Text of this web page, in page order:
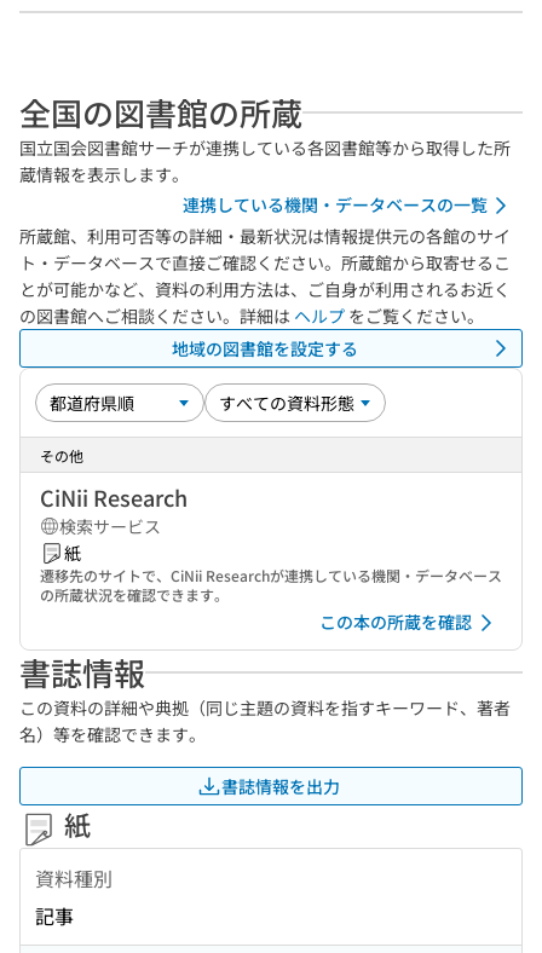
全国の図書館の所蔵
国立国会図書館サーチが連携している各図書館等から取得した所
蔵情報を表示します。
連携している機関・データベースの一覧
所蔵館、利用可否等の詳細・最新状況は情報提供元の各館のサイ
ト・データベースで直接ご確認ください。所蔵館から取寄せるこ
とが可能かなど、資料の利用方法は、ご自身が利用されるお近く
の図書館へご相談ください。詳細は ヘルプ をご覧ください。
地域の図書館を設定する
その他
CiNii Research
検索サービス
紙
遷移先のサイトで、CiNii Researchが連携している機関・データベース
の所蔵状況を確認できます。
この本の所蔵を確認
書誌情報
この資料の詳細や典拠（同じ主題の資料を指すキーワード、著者
名）等を確認できます。
書誌情報を出力
紙
資料種別
記事